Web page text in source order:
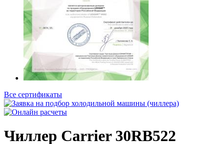
Все сертификаты
Чиллер Carrier 30RB522